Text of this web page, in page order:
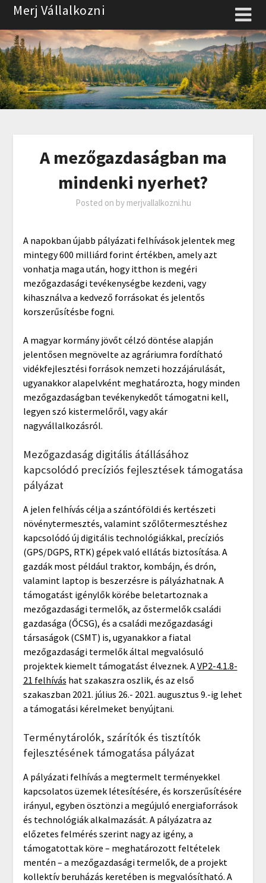
Skip
content
Merj Vállalkozni
A mezőgazdaságban ma
mindenki nyerhet?
Posted on by merjvallalkozni.hu
A napokban újabb pályázati felhívások jelentek meg
mintegy 600 milliárd forint értékben, amely azt
vonhatja maga után, hogy itthon is megéri
mezőgazdasági tevékenységbe kezdeni, vagy
kihasználva a kedvező forrásokat és jelentős
korszerűsítésbe fogni.
A magyar kormány jövőt célzó döntése alapján
jelentősen megnövelte az agráriumra fordítható
vidékfejlesztési források nemzeti hozzájárulását,
ugyanakkor alapelvként meghatározta, hogy minden
mezőgazdaságban tevékenykedőt támogatni kell,
legyen szó kistermelőről, vagy akár
nagyvállalkozásról.
Mezőgazdaság digitális átállásához
kapcsolódó precíziós fejlesztések támogatása
pályázat
A jelen felhívás célja a szántóföldi és kertészeti
növénytermesztés, valamint szőlőtermesztéshez
kapcsolódó új digitális technológiákkal, precíziós
(GPS/DGPS, RTK) gépek való ellátás biztosítása. A
gazdák most például traktor, kombájn, és drón,
valamint laptop is beszerzésre is pályázhatnak. A
támogatást igénylők körébe beletartoznak a
mezőgazdasági termelők, az őstermelők családi
gazdasága (ŐCSG), és a családi mezőgazdasági
társaságok (CSMT) is, ugyanakkor a fiatal
mezőgazdasági termelők által megvalósuló
projektek kiemelt támogatást élveznek. AVP2-4.1.8-
21 felhívás hat szakaszra oszlik, és az első
szakaszban 2021. július 26.- 2021. augusztus 9.-ig lehet
a támogatási kérelmeket benyújtani.
Terménytárolók, szárítók és tisztítók
fejlesztésének támogatása pályázat
A pályázati felhívás a megtermelt terményekkel
kapcsolatos üzemek létesítésére, és korszerűsítésére
irányul, egyben ösztönzi a megújuló energiaforrások
és technológiák alkalmazását. A pályázatra az
előzetes felmérés szerint nagy az igény, a
támogatottak köre – meghatározott feltételek
mentén – a mezőgazdasági termelők, de a projekt
kollektív beruházás keretében is megvalósítható. A